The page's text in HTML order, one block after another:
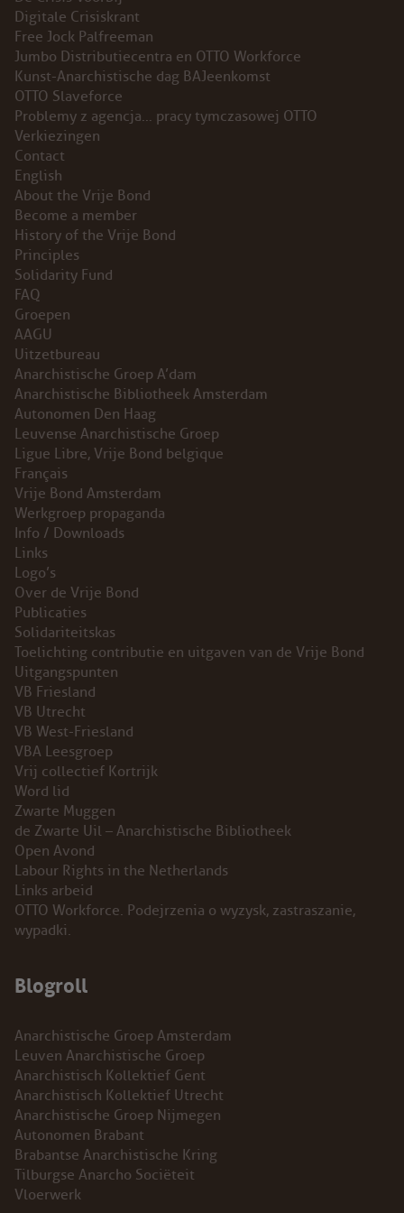
INSTAGRAM
BLUESKY
ENGLISH
ABOUT THE VRIJE BOND
PRINCIPLES
BECOME A MEMBER
SOLIDARITY FUND
HISTORY OF THE VRIJE BOND
FREE ASSOCIATION
Digitale Crisiskrant
Free Jock Palfreeman
Jumbo Distributiecentra en OTTO Workforce
Kunst-Anarchistische dag BAJeenkomst
OTTO Slaveforce
Problemy z agencja… pracy tymczasowej OTTO
Verkiezingen
Contact
English
About the Vrije Bond
Become a member
History of the Vrije Bond
Principles
Solidarity Fund
FAQ
Groepen
AAGU
Uitzetbureau
Anarchistische Groep A’dam
Anarchistische Bibliotheek Amsterdam
Autonomen Den Haag
Leuvense Anarchistische Groep
Ligue Libre, Vrije Bond belgique
Français
Vrije Bond Amsterdam
Werkgroep propaganda
Info / Downloads
Links
Logo’s
Over de Vrije Bond
Publicaties
Solidariteitskas
Toelichting contributie en uitgaven van de Vrije Bond
Uitgangspunten
VB Friesland
VB Utrecht
VB West-Friesland
VBA Leesgroep
Vrij collectief Kortrijk
Word lid
Zwarte Muggen
de Zwarte Uil – Anarchistische Bibliotheek
Open Avond
Labour Rights in the Netherlands
Links arbeid
OTTO Workforce. Podejrzenia o wyzysk, zastraszanie,
wypadki.
Blogroll
Anarchistische Groep Amsterdam
Leuven Anarchistische Groep
Anarchistisch Kollektief Gent
Anarchistisch Kollektief Utrecht
Anarchistische Groep Nijmegen
Autonomen Brabant
Brabantse Anarchistische Kring
Tilburgse Anarcho Sociëteit
Vloerwerk